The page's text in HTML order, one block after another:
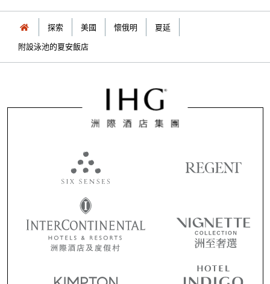
探索 美國 懷俄明
夏延
附設泳池的夏安飯店